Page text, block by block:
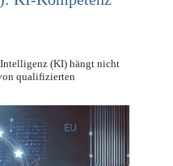
KI-Kompetenz
(KI) hängt nicht
qualifizierten